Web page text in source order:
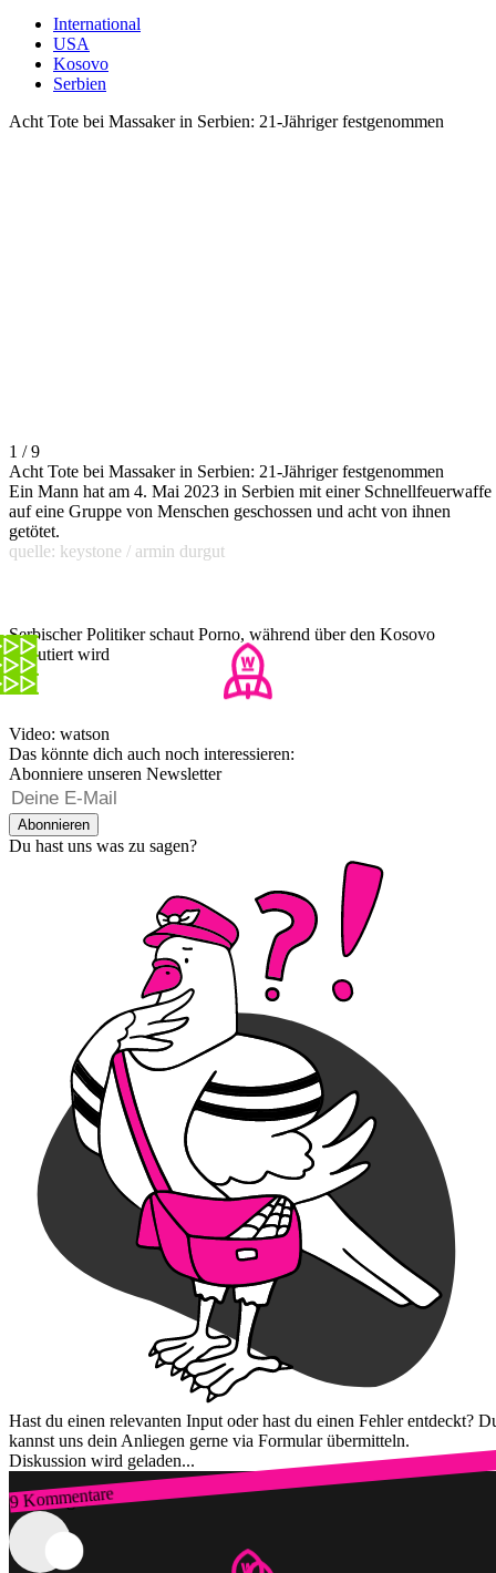
International
USA
Kosovo
Serbien
Acht Tote bei Massaker in Serbien: 21-Jähriger festgenommen
1 / 9
Acht Tote bei Massaker in Serbien: 21-Jähriger festgenommen
Ein Mann hat am 4. Mai 2023 in Serbien mit einer Schnellfeuerwaffe
auf eine Gruppe von Menschen geschossen und acht von ihnen
getötet.
quelle: keystone / armin durgut
Serbischer Politiker schaut Porno, während über den Kosovo
diskutiert wird
Video: watson
Das könnte dich auch noch interessieren:
Abonniere unseren Newsletter
Abonnieren
Du hast uns was zu sagen?
Hast du einen relevanten Input oder hast du einen Fehler entdeckt?
kannst uns dein Anliegen gerne via Formular übermitteln.
Diskussion wird geladen...
9 Kommentare
Zum Login